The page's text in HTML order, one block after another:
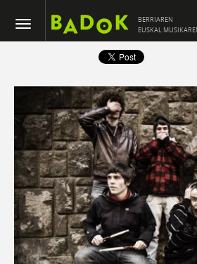
BERRIAREN
EUSKAL